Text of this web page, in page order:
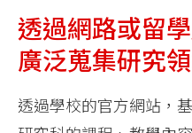
透過網路或留
廣泛蒐集研究
透過學校的官方網站，